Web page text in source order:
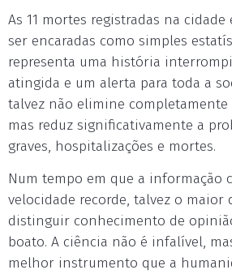
As 11 mortes registradas na cidade
ser encaradas como simples
representa uma história
atingida e um alerta para toda a
talvez não elimine completamente
mas reduz significativamente a
graves, hospitalizações e mortes.
Num tempo em que a informação
velocidade recorde, talvez o maior
distinguir conhecimento de
boato. A ciência não é infalível,
melhor instrumento que a